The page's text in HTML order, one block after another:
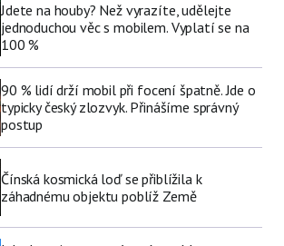
Jdete na houby? Než vyrazíte, udělejte
jednoduchou věc s mobilem. Vyplatí se na
100 %
90 % lidí drží mobil při focení špatně. Jde o
typicky český zlozvyk. Přinášíme správný
postup
Čínská kosmická loď se přiblížila k
záhadnému objektu poblíž Země